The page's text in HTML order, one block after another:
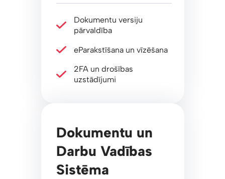
Dokumentu versiju
pārvaldība
eParakstīšana un vīzēšana
2FA un drošības
uzstādījumi
Dokumentu un
Darbu Vadības
Sistēma